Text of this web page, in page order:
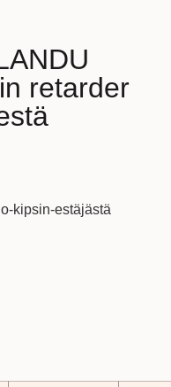
retarder